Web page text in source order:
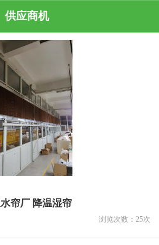
供应商机
帘厂 降温湿帘
浏览次数： 25次